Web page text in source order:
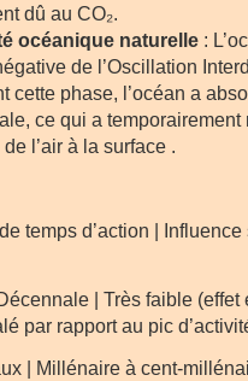
dû au CO₂.
océanique naturelle :
de l’Oscillation
cette phase, l’océan a
ce qui a
l’air à la surface .
temps d’action |
| Très faible (effet
par rapport au pic
| Millénaire à cent-